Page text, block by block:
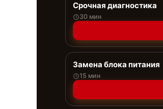
Срочная диагностика
30 мин
Замена блока питания
15 мин